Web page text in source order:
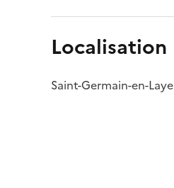
Localisation
Saint-Germain-en-